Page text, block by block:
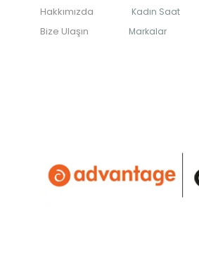
Hakkımızda Kadın Saat
Bize Ulaşın Markalar